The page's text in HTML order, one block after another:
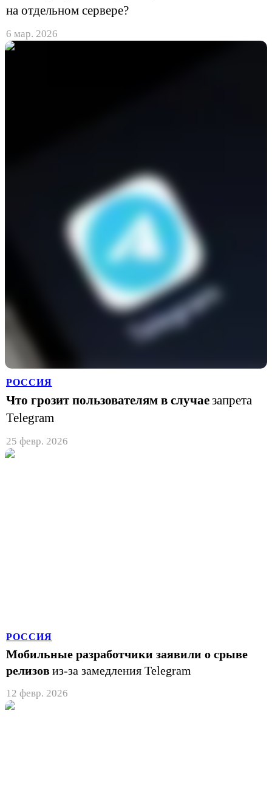
на отдельном сервере?
6 мар. 2026
РОССИЯ
Что грозит пользователям в случаезапрета
Telegram
25 февр. 2026
РОССИЯ
Мобильные разработчики заявили о срыве
релизовиз-за замедления Telegram
12 февр. 2026